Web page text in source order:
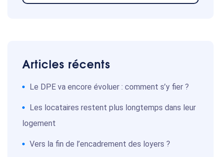
Articles récents
Le DPE va encore évoluer : comment s’y fier ?
Les locataires restent plus longtemps dans leur
logement
Vers la fin de l’encadrement des loyers ?